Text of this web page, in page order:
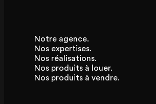
Notre agence.
Nos expertises.
Nos réalisations.
Nos produits à louer.
Nos produits à vendre.